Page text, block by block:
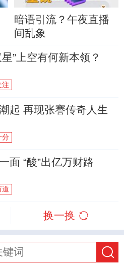
暗语引流？午夜直播
间乱象
星”上空有何新本领？
注
起 再现张謇传奇人生
分
面 “酸”出亿万财路
道
换一换